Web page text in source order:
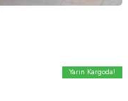
Yarın Kargoda!